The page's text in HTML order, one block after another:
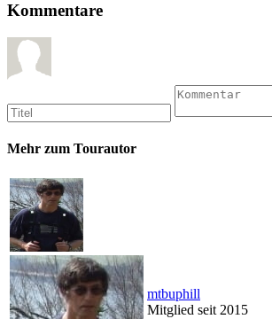
Kommentare
Mehr zum Tourautor
mtbuphill
Mitglied seit 2015